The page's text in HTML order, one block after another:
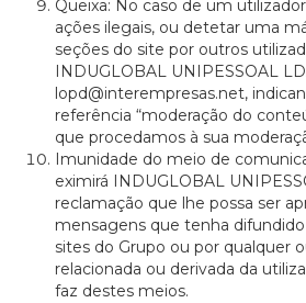
Queixa: No caso de um
ações ilegais, ou detetar uma
seções do site por outros
INDUGLOBAL UNIPESSOAL
lopd@interempresas.net,
referência “moderação do
que procedamos à sua
Imunidade do meio de
eximirá INDUGLOBAL
reclamação que lhe possa ser
mensagens que tenha
sites do Grupo ou por qualquer
relacionada ou derivada da
faz destes meios.